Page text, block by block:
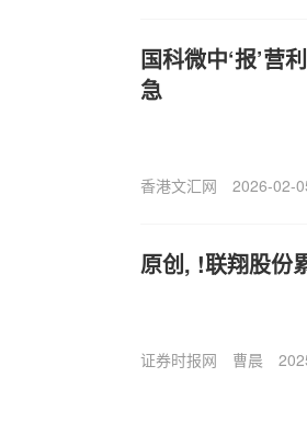
国科微中‘报’营
急
香港文汇网 2026-02-
原创, !联翔股份
证券时报网 曹晨